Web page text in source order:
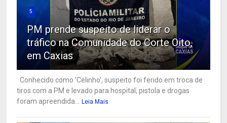
5
PM prende suspeito de liderar o
tráfico na Comunidade do Corte Oito,
em Caxias
Conhecido como 'Celinho', suspeito foi ferido em troca de
tiros com a PM e levado para hospital; pistola e drogas
foram apreendida... Leia Mais